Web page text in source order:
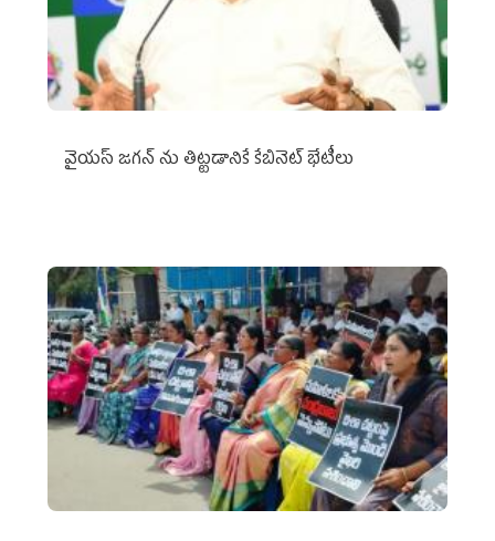
వైయ‌స్ జగన్‌ ను తిట్టడానికే కేబినెట్‌ భేటీలు